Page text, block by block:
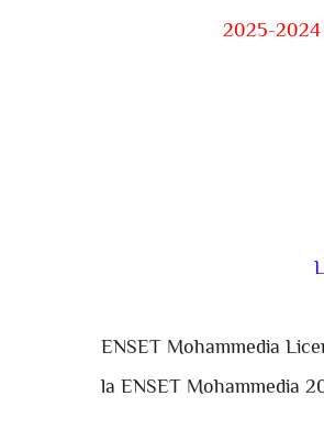
ENSET Mohammedia
la ENSET Mohammedia